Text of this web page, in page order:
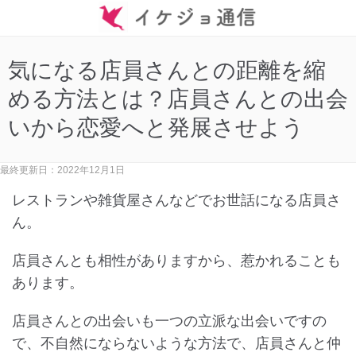
気になる店員さんとの距離を縮
める方法とは？店員さんとの出会
いから恋愛へと発展させよう
最終更新日：2022年12月1日
レストランや雑貨屋さんなどでお世話になる店員さ
ん。
店員さんとも相性がありますから、惹かれることも
あります。
店員さんとの出会いも一つの立派な出会いですの
で、不自然にならないような方法で、店員さんと仲